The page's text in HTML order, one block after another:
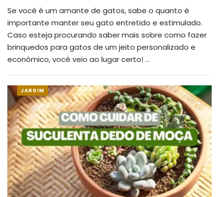
Se você é um amante de gatos, sabe o quanto é
importante manter seu gato entretido e estimulado.
Caso esteja procurando saber mais sobre como fazer
brinquedos para gatos de um jeito personalizado e
econômico, você veio ao lugar certo!…
JARDIM